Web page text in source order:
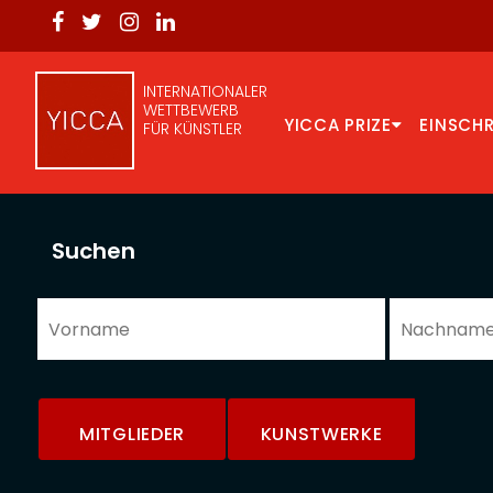
INTERNATIONALER
WETTBEWERB
FÜR KÜNSTLER
YICCA PRIZE
Suchen
MITGLIEDER KUNSTWERKE